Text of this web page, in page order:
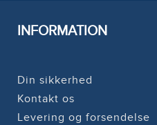
INFORMATION
Din sikkerhed
Kontakt os
Levering og forsendelse